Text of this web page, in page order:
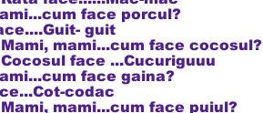
face porcul?
guit
mami...cum face cocosul?
face ...Cucuriguuu
face gaina?
codac
mami...cum face puiul?